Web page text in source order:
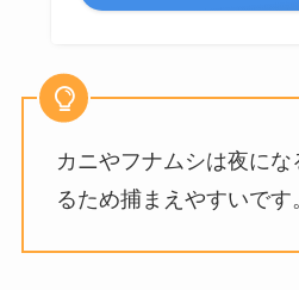
カニやフナムシは夜に
るため捕まえやすいです